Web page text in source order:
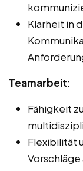
Klarheit in
Teamarbeit:
Fähigkeit
Flexibilität